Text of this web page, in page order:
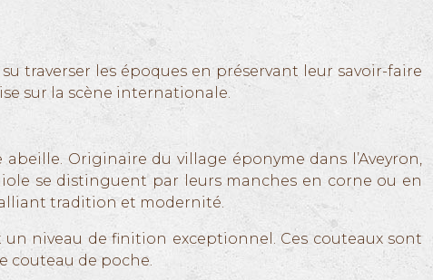
traverser les époques en préservant leur savoir-faire
sur la scène internationale.
Originaire du village éponyme dans l’Aveyron,
se distinguent par leurs manches en corne ou en
alliant tradition et modernité.
niveau de finition exceptionnel. Ces couteaux sont
couteau de poche.